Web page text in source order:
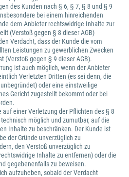
des Kunden nach § 6, § 7, § 8 und § 9
bei einem hinreichenden
dem Anbieter rechtswidrige Inhalte zur
(Verstoß gegen § 8 dieser AGB)
Verdacht, dass der Kunde die vom
Leistungen zu gewerblichen Zwecken
(Verstoß gegen § 9 dieser AGB).
ist auch möglich, wenn der Anbieter
Verletzten Dritten (es sei denn, die
oder eine einstweilige
Gericht zugestellt bekommt oder bei
auf einer Verletzung der Pflichten des § 8
möglich und zumutbar, auf die
Inhalte zu beschränken. Der Kunde ist
der Gründe unverzüglich zu
den Verstoß unverzüglich zu
Inhalte zu entfernen) oder die
gegebenenfalls zu beweisen.
aufzuheben, sobald der Verdacht